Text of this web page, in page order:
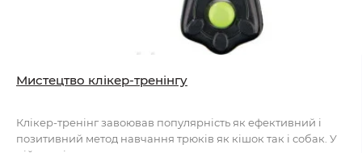
Мистецтво клікер-тренінгу
Клікер-тренінг завоював популярність як ефективний і
позитивний метод навчання трюків як кішок так і собак. У